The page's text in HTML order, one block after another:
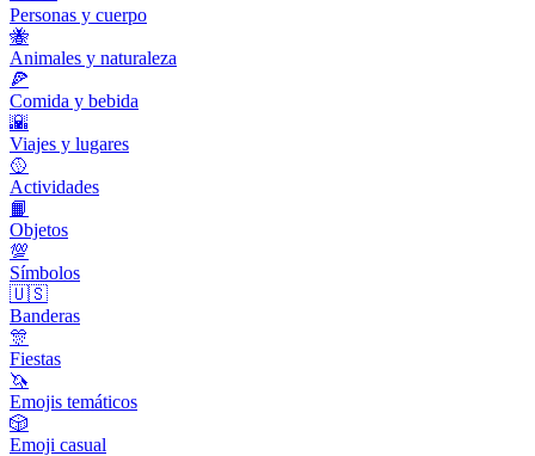
Personas y cuerpo
🐝
Animales y naturaleza
🍕
Comida y bebida
🌇
Viajes y lugares
🥎
Actividades
📙
Objetos
💯
Símbolos
🇺🇸
Banderas
🎊
Fiestas
🦄
Emojis temáticos
🎲
Emoji casual